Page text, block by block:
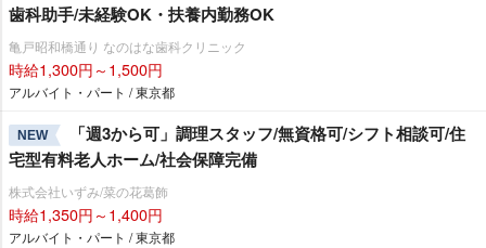
歯科助手/未経験OK・扶養内勤務OK
亀戸昭和橋通り なのはな歯科クリニック
時給1,300円～1,500円
アルバイト・パート / 東京都
NEW
「週3から可」調理スタッフ/無資格可/シフト相談可/住
宅型有料老人ホーム/社会保障完備
株式会社いずみ/菜の花葛飾
時給1,350円～1,400円
アルバイト・パート / 東京都